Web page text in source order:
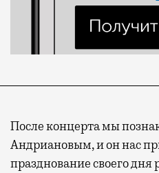
После концерта мы
Андриановым, и он нас
празднование своего